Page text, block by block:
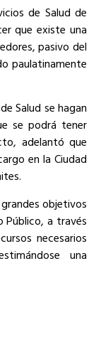
de Salud de
que existe una
pasivo del
paulatinamente
Salud se hagan
se podrá tener
adelantó que
en la Ciudad
objetivos
Público, a través
necesarios
una